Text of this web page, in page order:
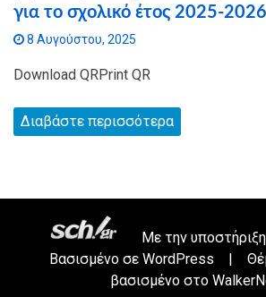
για το σχολικό έτος 2025-2026
8 Αυγούστου, 2025
Download QRPrint QR
Διαβάστε περισσότερα
Με την υποστήριξη
Βασισμένο σε WordPress
βασισμένο στο